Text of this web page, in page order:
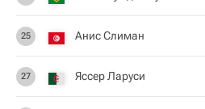
25 Анис Слиман
27 Яссер Ларуси